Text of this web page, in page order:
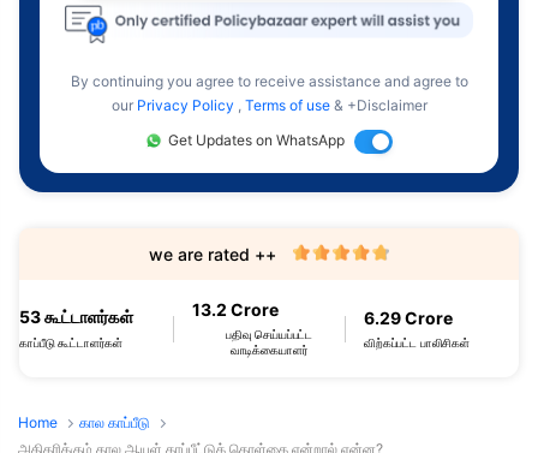
By continuing you agree to receive assistance and agree to
our Privacy Policy , Terms of use & +Disclaimer
Get Updates on WhatsApp
53 கூட்டாளர்கள்
காப்பீடு கூட்டாளர்கள்
13.2 Crore
பதிவு செய்யப்பட்ட
வாடிக்கையாளர்
6.29 Crore
விற்கப்பட்ட பாலிசிகள்
we are rated ++
Home
கால காப்பீடு
அதிகரிக்கும் கால ஆயுள் காப்பீட்டுக் கொள்கை என்றால் என்ன?